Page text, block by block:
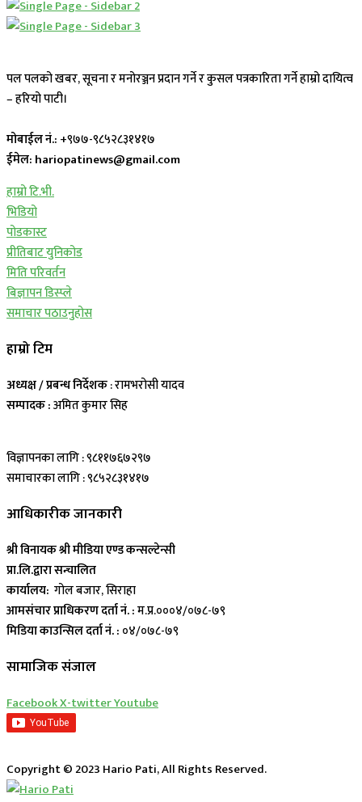
पल पलको खबर, सूचना र मनोरञ्जन प्रदान गर्ने र कुसल पत्रकारिता गर्ने हाम्रो दायित्व
– हरियो पाटी।
मोबाईल नं.: +९७७-९८५२८३१४१७
ईमेल: hariopatinews@gmail.com
हाम्रो टि.भी.
भिडियो
पोडकास्ट
प्रीतिबाट युनिकोड
मिति परिवर्तन
बिज्ञापन डिस्प्ले
समाचार पठाउनुहोस
हाम्रो टिम
अध्यक्ष / प्रबन्ध निर्देशक: रामभरोसी यादव
सम्पादक :अमित कुमार सिह
विज्ञापनका लागि : ९८११७६७२९७
समाचारका लागि : ९८५२८३१४१७
आधिकारीक जानकारी
श्री विनायक श्री मीडिया एण्ड कन्सल्टेन्सी
प्रा.लि.द्वारा सन्चालित
कार्यालय: गोल बजार, सिराहा
आमसंचार प्राधिकरण दर्ता नं. :म.प्र.०००४/०७८-७९
मिडिया काउन्सिल दर्ता नं. : ०४/०७८-७९
सामाजिक संजाल
FacebookX-twitterYoutube
Copyright © 2023 Hario Pati, All Rights Reserved.